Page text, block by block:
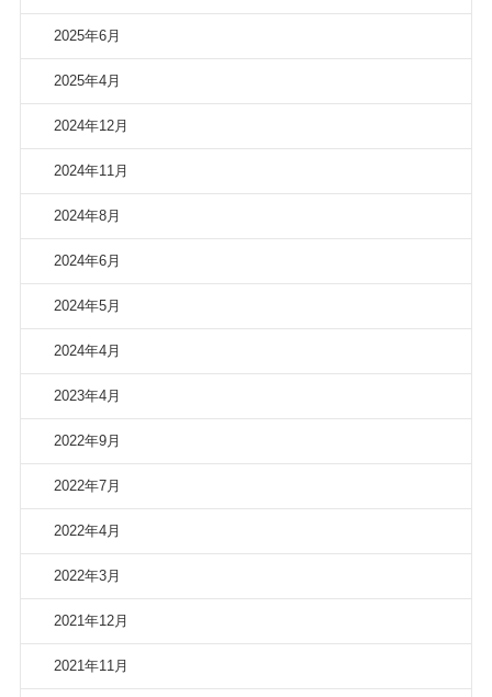
2025年6月
2025年4月
2024年12月
2024年11月
2024年8月
2024年6月
2024年5月
2024年4月
2023年4月
2022年9月
2022年7月
2022年4月
2022年3月
2021年12月
2021年11月